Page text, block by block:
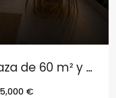
Ático con terraza de 60 m² y garaje en Valencia
€